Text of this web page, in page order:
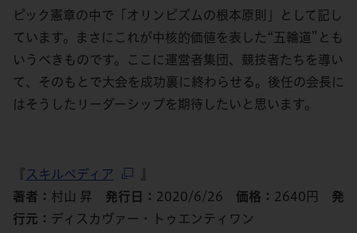
ピック憲章の中で「オリンピズムの根本原則」として記し
ています。まさにこれが中核的価値を表した“五輪道”とも
いうべきものです。ここに運営者集団、競技者たちを導い
て、そのもとで大会を成功裏に終わらせる。後任の会長に
はそうしたリーダーシップを期待したいと思います。
『 スキルペディア
著者： 村山 昇 発行日： 2020/6/26 価格： 2640円 発
行元： ディスカヴァー・トゥエンティワン